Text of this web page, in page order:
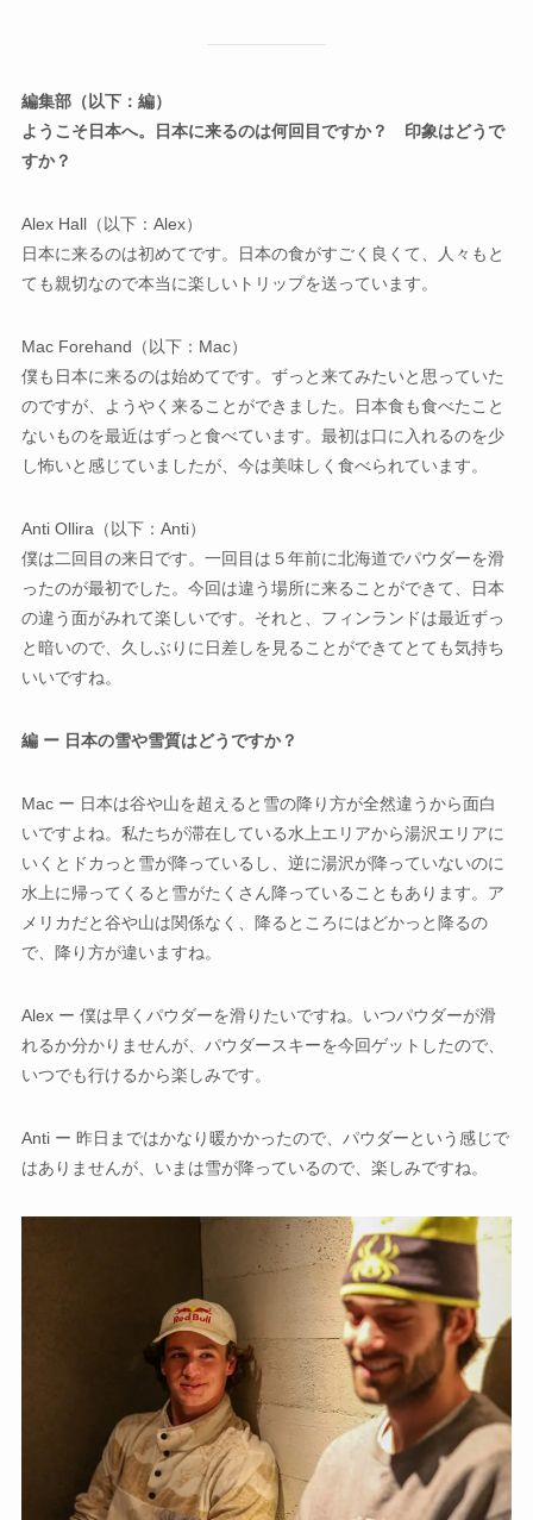
編集部（以下：編）
ようこそ日本へ。日本に来るのは何回目ですか？ 印象はどうで
すか？
Alex Hall（以下：Alex）
日本に来るのは初めてです。日本の食がすごく良くて、人々もと
ても親切なので本当に楽しいトリップを送っています。
Mac Forehand（以下：Mac）
僕も日本に来るのは始めてです。ずっと来てみたいと思っていた
のですが、ようやく来ることができました。日本食も食べたこと
ないものを最近はずっと食べています。最初は口に入れるのを少
し怖いと感じていましたが、今は美味しく食べられています。
Anti Ollira（以下：Anti）
僕は二回目の来日です。一回目は５年前に北海道でパウダーを滑
ったのが最初でした。今回は違う場所に来ることができて、日本
の違う面がみれて楽しいです。それと、フィンランドは最近ずっ
と暗いので、久しぶりに日差しを見ることができてとても気持ち
いいですね。
編 ー 日本の雪や雪質はどうですか？
Mac ー 日本は谷や山を超えると雪の降り方が全然違うから面白
いですよね。私たちが滞在している水上エリアから湯沢エリアに
いくとドカっと雪が降っているし、逆に湯沢が降っていないのに
水上に帰ってくると雪がたくさん降っていることもあります。ア
メリカだと谷や山は関係なく、降るところにはどかっと降るの
で、降り方が違いますね。
Alex ー 僕は早くパウダーを滑りたいですね。いつパウダーが滑
れるか分かりませんが、パウダースキーを今回ゲットしたので、
いつでも行けるから楽しみです。
Anti ー 昨日まではかなり暖かかったので、パウダーという感じで
はありませんが、いまは雪が降っているので、楽しみですね。